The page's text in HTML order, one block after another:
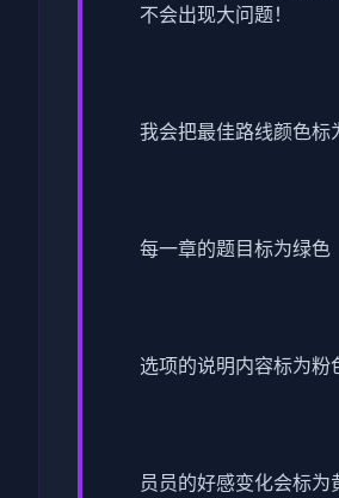
不会出现大问题！
我会把最佳路线颜色标
每一章的题目标为绿色
选项的说明内容标为粉
员员的好感变化会标为